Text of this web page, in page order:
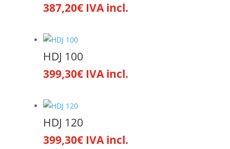
387,20€ IVA incl.
HDJ 100
399,30€ IVA incl.
HDJ 120
399,30€ IVA incl.